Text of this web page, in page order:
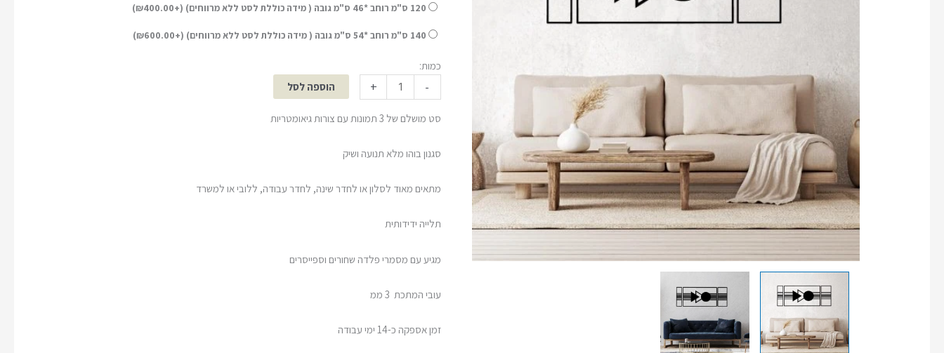
120 ס"מ רוחב *46 ס"מ גובה ( מידה כוללת לסט ללא מרווחים) (+ ₪400.00
)
140 ס"מ רוחב *54 ס"מ גובה ( מידה כוללת לסט ללא מרווחים) (+ ₪600.00
)
כמות:
-
+ הוספה לסל
סט מושלם של 3 תמונות עם צורות גיאומטריות
סגנון בוהו מלא תנועה ושיק
מתאים מאוד לסלון או לחדר שינה, לחדר עבודה, ללובי או למשרד
תלייה ידידותית
מגיע עם מסמרי פלדה שחורים וספייסרים
עובי המתכת 3 ממ
זמן אספקה כ-14 ימי עבודה